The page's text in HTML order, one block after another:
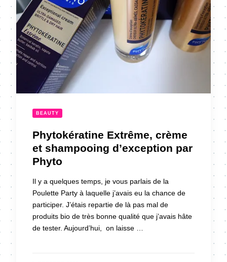
BEAUTY
Phytokératine Extrême, crème
et shampooing d’exception par
Phyto
Il y a quelques temps, je vous parlais de la
Poulette Party à laquelle j’avais eu la chance de
participer. J’étais repartie de là pas mal de
produits bio de très bonne qualité que j’avais hâte
de tester. Aujourd’hui, on laisse …